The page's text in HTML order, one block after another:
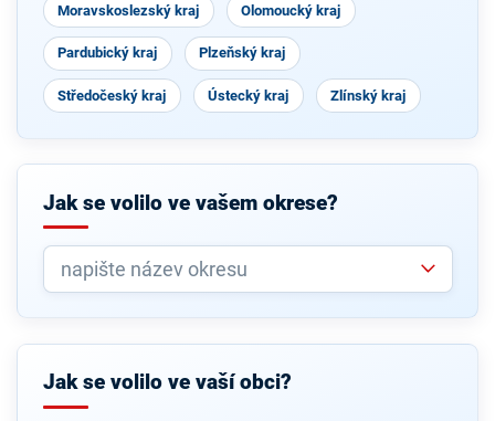
Moravskoslezský kraj Olomoucký kraj
Pardubický kraj Plzeňský kraj
Středočeský kraj Ústecký kraj Zlínský kraj
Jak se volilo ve vašem okrese?
Jak se volilo ve vaší obci?